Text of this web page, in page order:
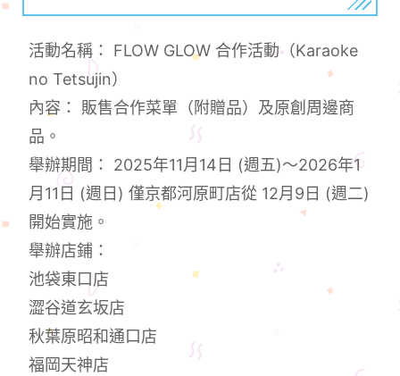
活動名稱： FLOW GLOW 合作活動（Karaoke
no Tetsujin）
內容： 販售合作菜單（附贈品）及原創周邊商
品。
舉辦期間： 2025年11月14日 (週五)～2026年1
月11日 (週日) 僅京都河原町店從 12月9日 (週二)
開始實施。
舉辦店鋪：
池袋東口店
澀谷道玄坂店
秋葉原昭和通口店
福岡天神店